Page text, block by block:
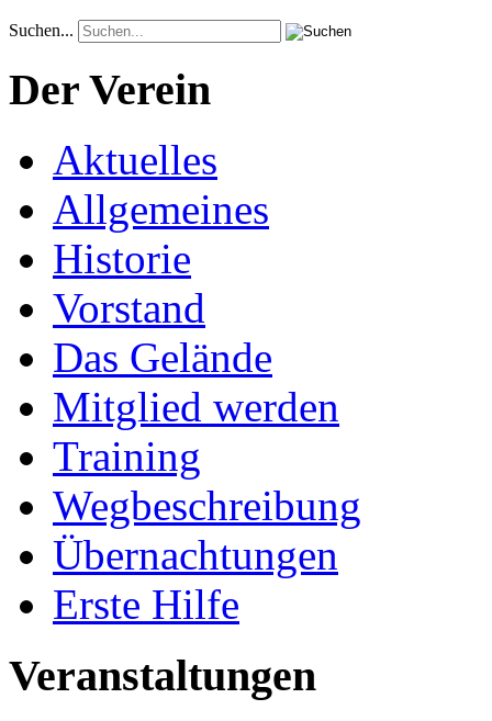
Suchen...
Der Verein
Aktuelles
Allgemeines
Historie
Vorstand
Das Gelände
Mitglied werden
Training
Wegbeschreibung
Übernachtungen
Erste Hilfe
Veranstaltungen